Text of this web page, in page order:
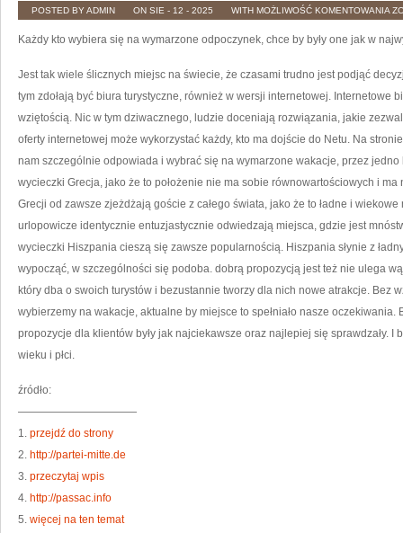
POSTED BY ADMIN ON SIE - 12 - 2025 WITH MOŻLIWOŚĆ KOMENTOWANIA
ŻE
Z
Każdy kto wybiera się na wymarzone odpoczynek, chce by były one jak w
Jest tak wiele ślicznych miejsc na świecie, że czasami trudno jest podjąć
tym zdołają być biura turystyczne, również w wersji internetowej. Internetowe
wziętością. Nic w tym dziwacznego, ludzie doceniają rozwiązania, jakie
oferty internetowej może wykorzystać każdy, kto ma dojście do Netu. Na
nam szczególnie odpowiada i wybrać się na wymarzone wakacje, przez
wycieczki Grecja, jako że to położenie nie ma sobie równowartościowych i
Grecji od zawsze zjeżdżają goście z całego świata, jako że to ładne i
urlopowicze identycznie entuzjastycznie odwiedzają miejsca, gdzie jest
wycieczki Hiszpania cieszą się zawsze popularnością. Hiszpania słynie z
wypocząć, w szczególności się podoba. dobrą propozycją jest też nie ulega
który dba o swoich turystów i bezustannie tworzy dla nich nowe atrakcje. Bez
wybierzemy na wakacje, aktualne by miejsce to spełniało nasze
propozycje dla klientów były jak najciekawsze oraz najlepiej się sprawdzały.
wieku i płci.
źródło:
———————————
1. przejdź do strony
2. http://partei-mitte.de
3. przeczytaj wpis
4. http://passac.info
5. więcej na ten temat